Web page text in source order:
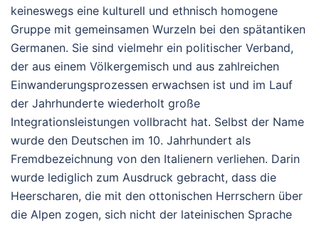
keineswegs eine kulturell und ethnisch homogene
Gruppe mit gemeinsamen Wurzeln bei den spätantiken
Germanen. Sie sind vielmehr ein politischer Verband,
der aus einem Völkergemisch und aus zahlreichen
Einwanderungsprozessen erwachsen ist und im Lauf
der Jahrhunderte wiederholt große
Integrationsleistungen vollbracht hat. Selbst der Name
wurde den Deutschen im 10. Jahrhundert als
Fremdbezeichnung von den Italienern verliehen. Darin
wurde lediglich zum Ausdruck gebracht, dass die
Heerscharen, die mit den ottonischen Herrschern über
die Alpen zogen, sich nicht der lateinischen Sprache